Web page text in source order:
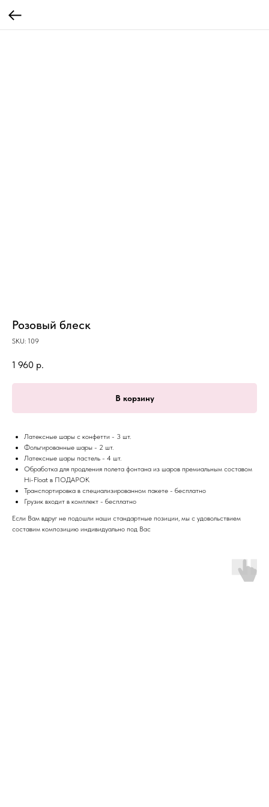
Розовый блеск
SKU: 109
1 960 р.
В корзину
Латексные шары с конфетти - 3 шт.
Фольгированные шары - 2 шт.
Латексные шары пастель - 4 шт.
Обработка для продления полета фонтана из шаров премиальным составом
Hi-Float в ПОДАРОК
Транспортировка в специализированном пакете - бесплатно
Грузик входит в комплект - бесплатно
Если Вам вдруг не подошли наши стандартные позиции, мы с удовольствием
составим композицию индивидуально под Вас